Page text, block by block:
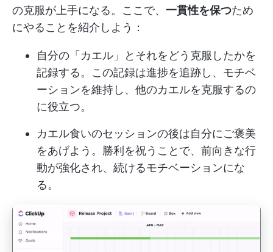
の克服が上手になる。ここで、 一貫性を保つため
にやることを紹介しよう：
自分の「カエル」とそれをどう克服したかを
記録する。この記録は進捗を追跡し、モチベ
ーションを維持し、他のカエルを克服するの
に役立つ。
カエル食いのセッションの後は自分にご褒美
をあげよう。勝利を祝うことで、前向きな行
動が強化され、続けるモチベーションにな
る。